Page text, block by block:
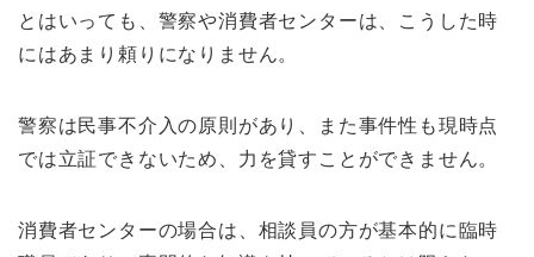
とはいっても、警察や消費者センターは、こうした時
にはあまり頼りになりません。
警察は民事不介入の原則があり、また事件性も現時点
では立証できないため、力を貸すことができません。
消費者センターの場合は、相談員の方が基本的に臨時